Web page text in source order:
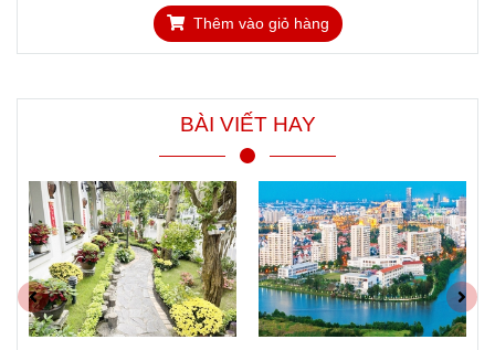
Thêm vào giỏ hàng
BÀI VIẾT HAY